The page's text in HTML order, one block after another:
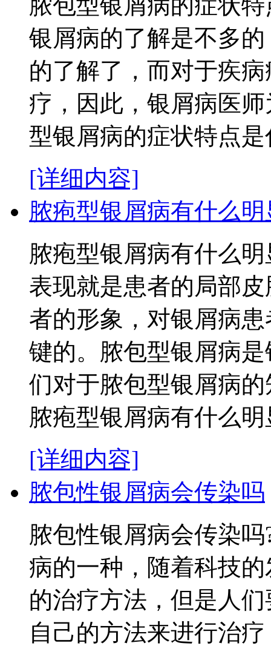
银屑病的了解是不多
的了解了，而对于疾
疗，因此，银屑病医
型银屑病的症状特点是
[详细内容]
脓疱型银屑病有什么
脓疱型银屑病有什么
表现就是患者的局部
者的形象，对银屑病
键的。脓包型银屑病
们对于脓包型银屑病
脓疱型银屑病有什么明
[详细内容]
脓包性银屑病会传染吗
脓包性银屑病会传染
病的一种，随着科技
的治疗方法，但是人
自己的方法来进行治